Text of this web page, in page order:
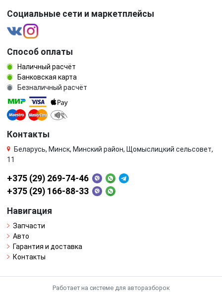
Социальные сети и маркетплейсы
Способ оплаты
Наличный расчёт
Банковская карта
Безналичный расчёт
Контакты
Беларусь, Минск, Минский район, Щомыслицкий сельсовет,
11
+375 (29) 269-74-46
+375 (29) 166-88-33
Навигация
Запчасти
Авто
Гарантия и доставка
Контакты
Работает на системе для авторазборок